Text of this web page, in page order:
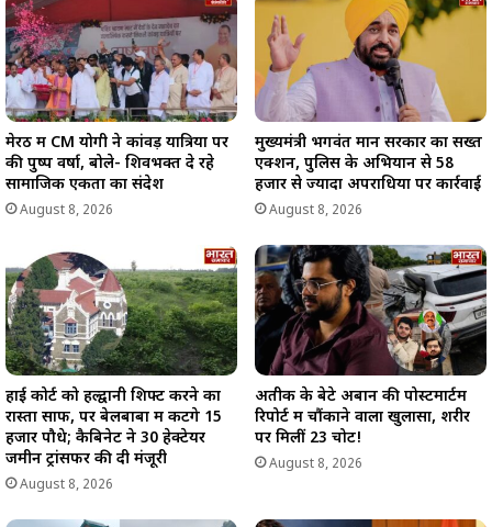
मेरठ में CM योगी ने कांवड़ यात्रियों पर
की पुष्प वर्षा, बोले- शिवभक्त दे रहे
सामाजिक एकता का संदेश
August 8, 2026
मुख्यमंत्री भगवंत मान सरकार का सख्त
एक्शन, पुलिस के अभियान से 58
हजार से ज्यादा अपराधियों पर कार्रवाई
August 8, 2026
हाई कोर्ट को हल्द्वानी शिफ्ट करने का
रास्ता साफ, पर बेलबाबा में कटेंगे 15
हजार पौधे; कैबिनेट ने 30 हेक्टेयर
जमीन ट्रांसफर की दी मंजूरी
August 8, 2026
अतीक के बेटे अबान की पोस्टमार्टम
रिपोर्ट में चौंकाने वाला खुलासा, शरीर
पर मिलीं 23 चोटें!
August 8, 2026